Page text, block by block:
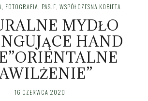
, FOTOGRAFIA, PASJE, WSPÓŁCZESNA KOBIETA
MYDŁO
HAND
16 CZERWCA 2020